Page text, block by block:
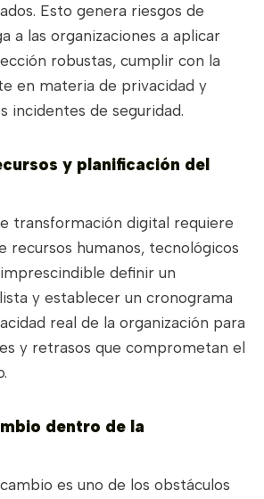
Esto genera riesgos de
a las organizaciones a aplicar
robustas, cumplir con la
en materia de privacidad y
incidentes de seguridad.
y planificación del
transformación digital requiere
recursos humanos, tecnológicos
definir un
y establecer un cronograma
real de la organización para
y retrasos que comprometan el
dentro de la
es uno de los obstáculos